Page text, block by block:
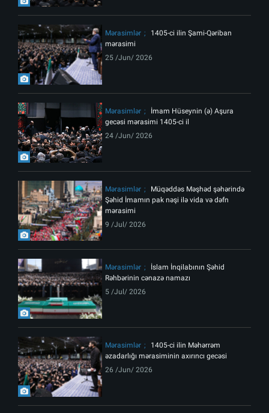
Mərasimlər
1405-ci ilin Şami-Qəriban
mərasimi
25 /Jun/ 2026
Mərasimlər
İmam Hüseynin (ə) Aşura
gecəsi mərasimi 1405-ci il
24 /Jun/ 2026
Mərasimlər
Müqəddəs Məşhəd şəhərində
Şəhid İmamın pak nəşi ilə vida və dəfn
mərasimi
9 /Jul/ 2026
Mərasimlər
İslam İnqilabının Şəhid
Rəhbərinin cənazə namazı
5 /Jul/ 2026
Mərasimlər
1405-ci ilin Məhərrəm
əzadarlığı mərasiminin axırıncı gecəsi
26 /Jun/ 2026